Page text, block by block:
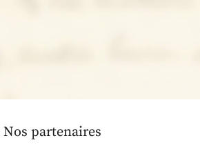
Nos partenaires